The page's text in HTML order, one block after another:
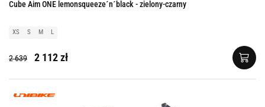
Cube Aim ONE lemonsqueeze´n´black - zielony-czarny
XS S M L
2 639 2 112 zł